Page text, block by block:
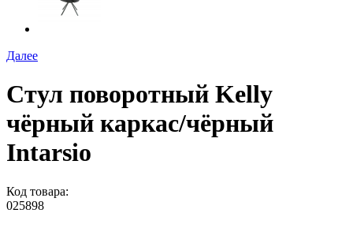
Далее
Стул поворотный Kelly
чёрный каркас/чёрный
Intarsio
Код товара:
025898